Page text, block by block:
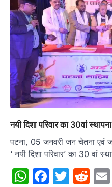
नयी दिशा परिवार का 30वां
पटना, 05 जनवरी जन चेतना एवं
‘ नयी दिशा परिवार’ का 30 वां
WhatsApp